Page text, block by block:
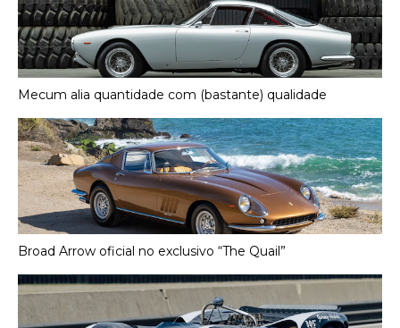
Mecum alia quantidade com (bastante) qualidade
Broad Arrow oficial no exclusivo “The Quail”